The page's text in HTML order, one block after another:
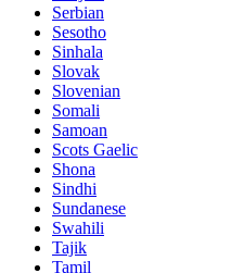
Serbian
Sesotho
Sinhala
Slovak
Slovenian
Somali
Samoan
Scots Gaelic
Shona
Sindhi
Sundanese
Swahili
Tajik
Tamil